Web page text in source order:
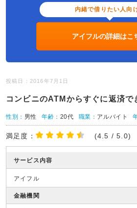
内緒で借りたい人向
アイフルの詳細はこ
投稿日：2016年7月1日
コンビニのATMからすぐに返済で
性別： 男性 年齢： 20代 職業： アルバイト
満足度： (4.5 / 5.0)
サービス内容
アイフル
金融機関